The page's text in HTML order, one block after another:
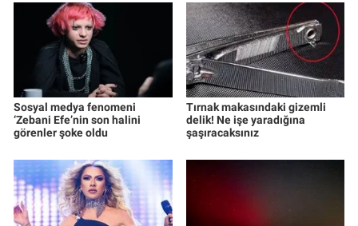
Sosyal medya fenomeni
‘Zebani Efe’nin son halini
görenler şoke oldu
Tırnak makasındaki gizemli
delik! Ne işe yaradığına
şaşıracaksınız